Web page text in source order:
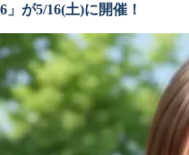
」が5/16(土)に開催！